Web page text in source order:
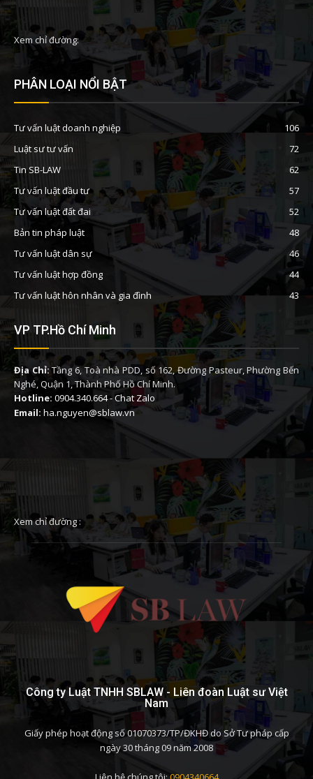
Xem chỉ đường:
PHÂN LOẠI NỔI BẬT
Tư vấn luật doanh nghiệp
106
Luật sư tư vấn
72
Tin SB-LAW
62
Tư vấn luật đầu tư
57
Tư vấn luật đất đai
52
Bản tin pháp luật
48
Tư vấn luật dân sự
46
Tư vấn luật hợp đồng
44
Tư vấn luật hôn nhân và gia đình
43
VP TP.Hồ Chí Minh
Địa Chỉ:Tầng 6, Toà nhà PDD, số 162, Đường Pasteur, Phường Bến
Nghé, Quận 1, Thành Phố Hồ Chí Minh.
Hotline: 0904.340.664-Chat Zalo
Email: ha.nguyen@sblaw.vn
Xem chỉ đường :
Công ty Luật TNHH SBLAW - Liên đoàn Luật sư Việt
Nam
Giấy phép hoạt động số 01070373/TP/ĐKHĐ do Sở Tư pháp cấp
ngày 30 tháng 09 năm 2008